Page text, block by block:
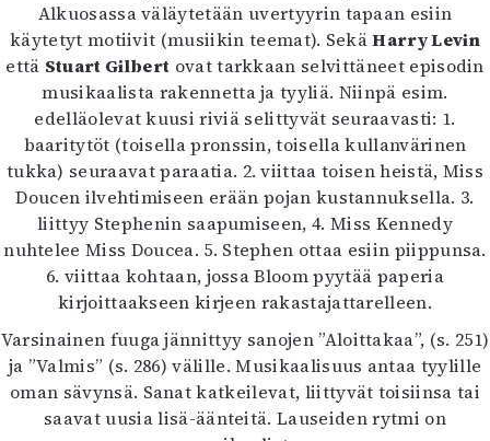
Alkuosassa väläytetään uvertyyrin tapaan esiin
käytetyt motiivit (musiikin teemat). SekäHarry Levin
että Stuart Gilbert ovat tarkkaan selvittäneet episodin
musikaalista rakennetta ja tyyliä. Niinpä esim.
edelläolevat kuusi riviä selittyvät seuraavasti: 1.
baaritytöt (toisella pronssin, toisella kullanvärinen
tukka) seuraavat paraatia. 2. viittaa toisen heistä, Miss
Doucen ilvehtimiseen erään pojan kustannuksella. 3.
liittyy Stephenin saapumiseen, 4. Miss Kennedy
nuhtelee Miss Doucea. 5. Stephen ottaa esiin piippunsa.
6. viittaa kohtaan, jossa Bloom pyytää paperia
kirjoittaakseen kirjeen rakastajattarelleen.
Varsinainen fuuga jännittyy sanojen ”Aloittakaa”, (s. 251)
ja ”Valmis” (s. 286) välille. Musikaalisuus antaa tyylille
oman sävynsä. Sanat katkeilevat, liittyvät toisiinsa tai
saavat uusia lisä-äänteitä. Lauseiden rytmi on